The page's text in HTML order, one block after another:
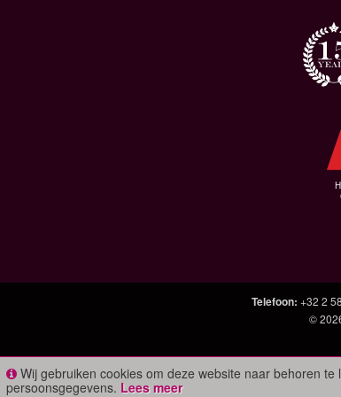
Telefoon: +32 2
©
Wij gebruiken cookies om deze website naar behoren
persoonsgegevens. Lees meer